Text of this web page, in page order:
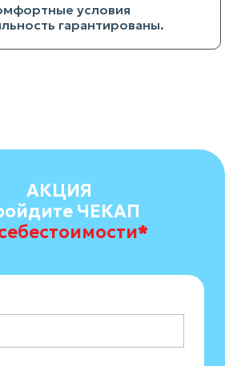
условия
гарантированы.
АКЦИЯ
ЧЕКАП
*